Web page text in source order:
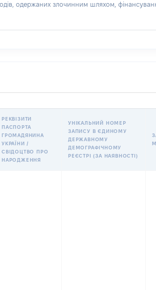
одержаних злочинним шляхом,
РЕКВІЗИТИ
ПАСПОРТА
ГРОМАДЯНИНА
УКРАЇНИ /
СВІДОЦТВО ПРО
НАРОДЖЕННЯ
УНІКАЛЬНИЙ НОМЕР
ЗАПИСУ В ЄДИНОМУ
ДЕРЖАВНОМУ
ДЕМОГРАФІЧНОМУ
РЕЄСТРІ (ЗА НАЯВНОСТІ)